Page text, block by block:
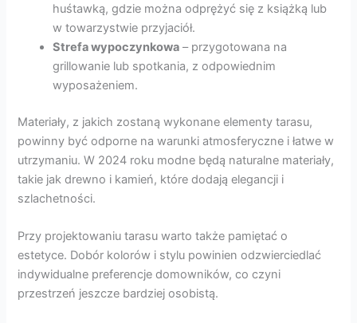
huśtawką, gdzie można odprężyć się z książką lub
w towarzystwie przyjaciół.
Strefa wypoczynkowa – przygotowana na
grillowanie lub spotkania, z odpowiednim
wyposażeniem.
Materiały, z jakich zostaną wykonane elementy tarasu,
powinny być odporne na warunki atmosferyczne i łatwe w
utrzymaniu. W 2024 roku modne będą naturalne materiały,
takie jak drewno i kamień, które dodają elegancji i
szlachetności.
Przy projektowaniu tarasu warto także pamiętać o
estetyce. Dobór kolorów i stylu powinien odzwierciedlać
indywidualne preferencje domowników, co czyni
przestrzeń jeszcze bardziej osobistą.